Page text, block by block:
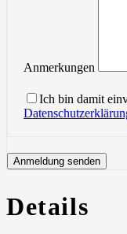
Anmerkungen
Ich bin damit
Details